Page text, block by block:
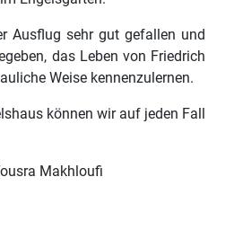
Ausflug sehr gut gefallen und
das Leben von Friedrich
Weise kennenzulernen.
können wir auf jeden Fall
Makhloufi